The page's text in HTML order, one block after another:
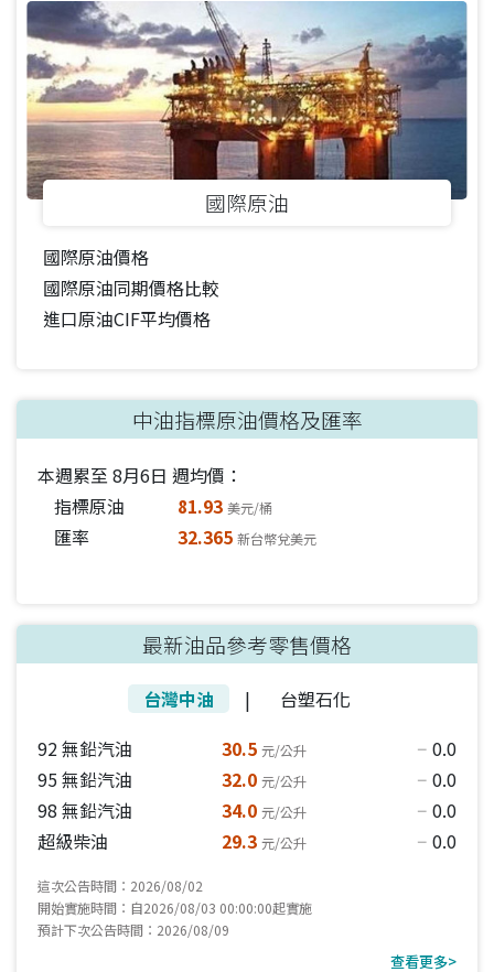
國際原油
國際原油價格
國際原油同期價格比較
進口原油CIF平均價格
中油指標原油價格及匯率
本週累至8月6日 週均價：
指標原油
81.93 美元/桶
匯率 32.365 新台幣兌美元
最新油品參考零售價格
台灣中油 |
台塑石化
92 無鉛汽油
30.5 元/公升 horizontal_rule 0.0
95 無鉛汽油
32.0 元/公升 horizontal_rule 0.0
98 無鉛汽油
34.0 元/公升 horizontal_rule 0.0
超級柴油
29.3 元/公升 horizontal_rule 0.0
這次公告時間：2026/08/02
開始實施時間：自2026/08/03 00:00:00起實施
預計下次公告時間：2026/08/09
查看更多>